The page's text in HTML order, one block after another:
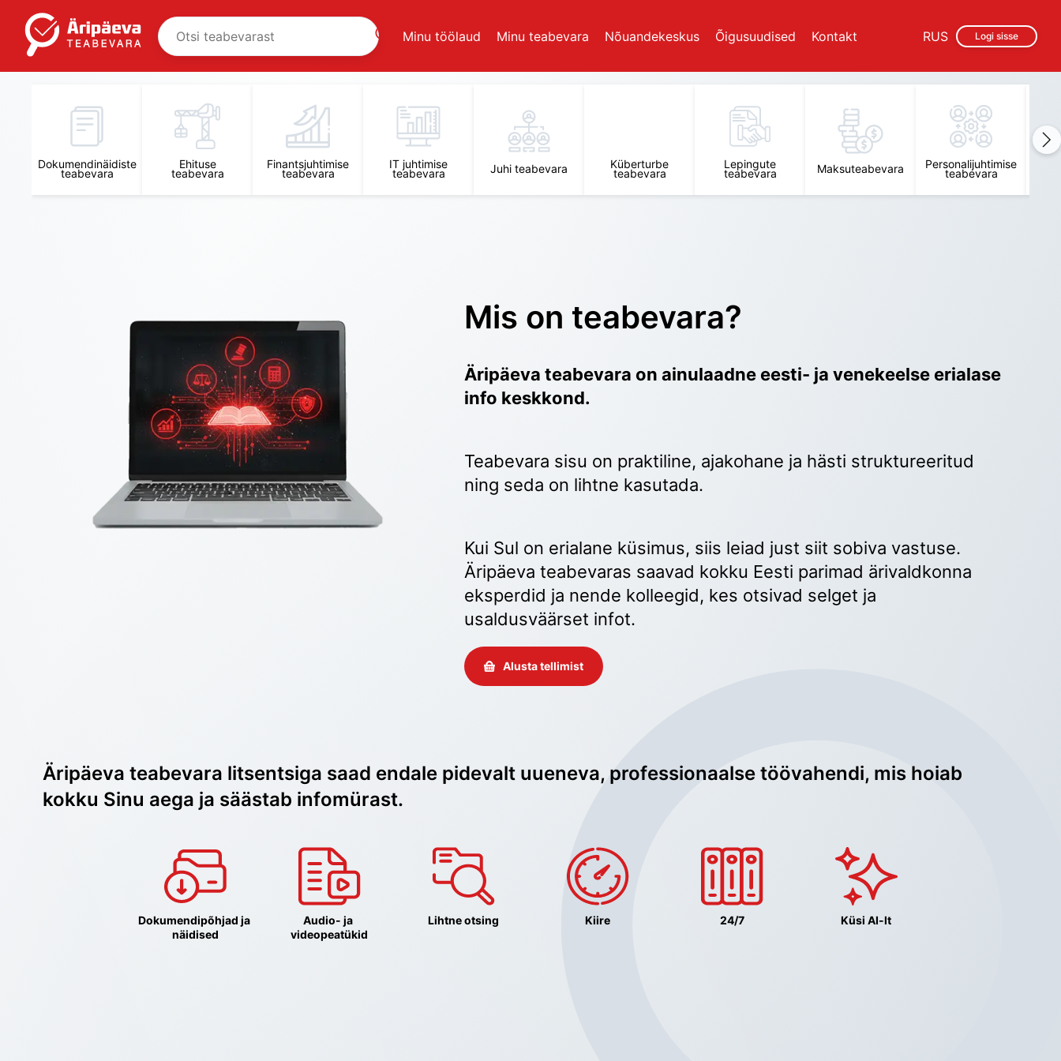
Minu töölaud Minu teabevara Nõuandekeskus Õigusuudised Kontakt Logi sisse
RUS
Dokumendinäidiste
teabevara
Ehituse
teabevara
Finantsjuhtimise
teabevara
IT juhtimise
teabevara Juhi teabevara Küberturbe
teabevara
Lepingute
teabevara Maksuteabevara Personalijuhtimise
teabevara
Mis on teabevara?
Äripäeva teabevara on ainulaadne eesti- ja venekeelse erialase
info keskkond.
Teabevara sisu on praktiline, ajakohane ja hästi struktureeritud
ning seda on lihtne kasutada.
Kui Sul on erialane küsimus, siis leiad just siit sobiva vastuse.
Äripäeva teabevaras saavad kokku Eesti parimad ärivaldkonna
eksperdid ja nende kolleegid, kes otsivad selget ja
usaldusväärset infot.
Alusta tellimist
Äripäeva teabevara litsentsiga saad endale pidevalt uueneva, professionaalse töövahendi, mis hoiab
kokku Sinu aega ja säästab infomürast.
Dokumendipõhjad ja
näidised
Audio- ja
videopeatükid
Lihtne otsing Kiire 24/7 Küsi AI-lt